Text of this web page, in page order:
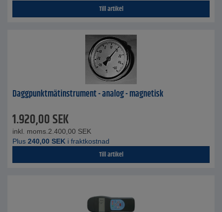
Till artikel
Daggpunktmätinstrument - analog - magnetisk
1.920,00SEK
inkl. moms. 2.400,00 SEK
Plus 240,00 SEK i fraktkostnad
Till artikel